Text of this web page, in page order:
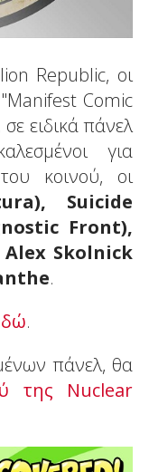
Republic, οι
Comic
ειδικά πάνελ
για
κοινού, οι
Suicide
Front),
Alex Skolnick
.
.
πάνελ, θα
της Nuclear